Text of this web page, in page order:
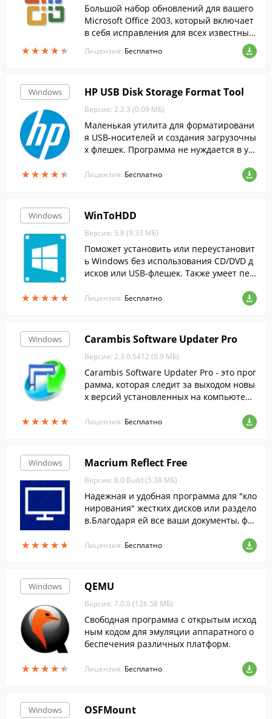
★★★★★
★★★★★
Большой набор обновлений для вашего
Microsoft Office 2003, который включает
в себя исправления для всех известных
ошибок и уязвимостей, что позволяет зн
ачительно улучшить вашу работу с до...
Лицензия: Бесплатно
Windows
★★★★★
★★★★★
HP USB Disk Storage Format Tool
Версия: 2.2.3 (0.09 МБ)
Маленькая утилита для форматировани
я USB-носителей и создания загрузочны
х флешек. Программа не нуждается в уст
ль, который нужно отформатировать....
Лицензия: Бесплатно
Windows
★★★★★
★★★★★
WinToHDD
Версия: 5.8 (9.33 МБ)
Поможет установить или переустановит
ь Windows без использования CD/DVD д
исков или USB-флешек. Также умеет пер
ой HDD или SSD диск.
Лицензия: Бесплатно
Windows
★★★★★
★★★★★
Carambis Software Updater Pro
Версия: 2.3.0.5412 (0.9 МБ)
Carambis Software Updater Pro - это прог
рамма, которая следит за выходом новы
х версий установленных на компьютере
ь и устанавливать их.
Лицензия: Бесплатно
Windows
★★★★★
★★★★★
Macrium Reflect Free
Версия: 8.0 Build (5.38 МБ)
Надежная и удобная программа для "кло
нирования" жестких дисков или раздело
в.Благодаря ей все ваши документы, фот
ые файлы будут в сохранности.
Лицензия: Бесплатно
Windows
★★★★★
★★★★★
QEMU
Версия: 7.0.0 (126.58 МБ)
Свободная программа с открытым исход
ным кодом для эмуляции аппаратного о
беспечения различных платформ.
Лицензия: Бесплатно
Windows OSFMount